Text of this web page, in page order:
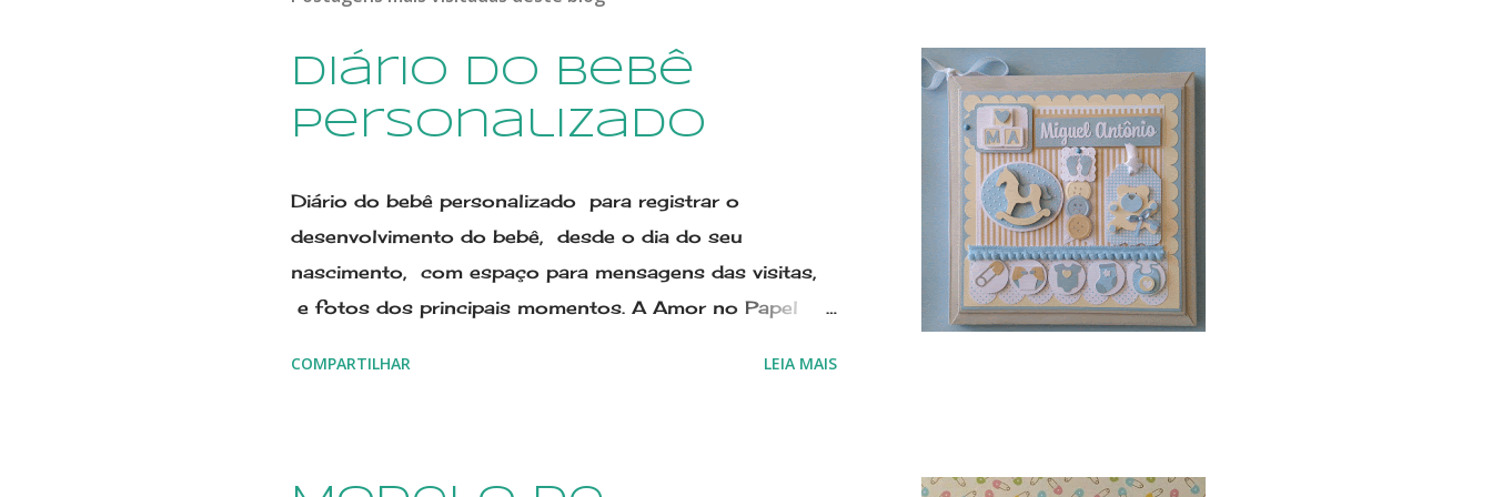
Diário do Bebê
Personalizado
Diário do bebê personalizado para registrar o
desenvolvimento do bebê, desde o dia do seu
nascimento, com espaço para mensagens das visitas,
e fotos dos principais momentos. A Amor no Papel
todos os Modelos Se preferir, envie um email para
COMPARTILHAR LEIA MAIS